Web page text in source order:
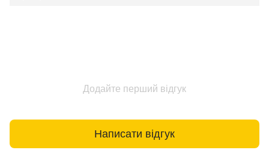
Додайте перший відгук
Написати відгук